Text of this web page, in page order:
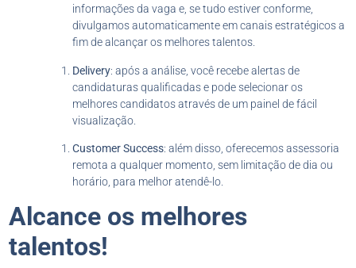
informações da vaga e, se tudo estiver conforme,
divulgamos automaticamente em canais estratégicos a
fim de alcançar os melhores talentos.
Delivery: após a análise, você recebe alertas de
candidaturas qualificadas e pode selecionar os
melhores candidatos através de um painel de fácil
visualização.
Customer Success: além disso, oferecemos assessoria
remota a qualquer momento, sem limitação de dia ou
horário, para melhor atendê-lo.
Alcance os melhores
talentos!